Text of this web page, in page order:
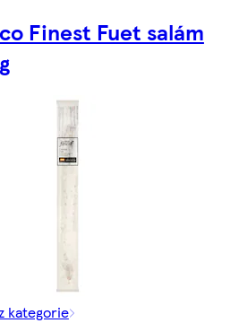
Finest Fuet salám
kategorie